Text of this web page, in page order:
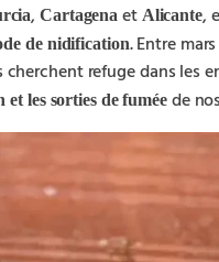
,Cartagena et Alicante,
de nidification. Entre
refuge dans les
les sorties de fuméede